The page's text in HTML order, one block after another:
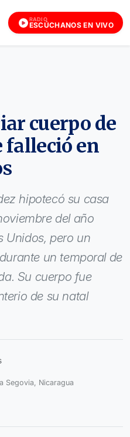
RADIO
ESCÚCHANOS EN VIVO
cuerpo de
falleció en
hipotecó su casa
del año
Unidos, pero un
un temporal de
Su cuerpo fue
de su natal
Segovia, Nicaragua